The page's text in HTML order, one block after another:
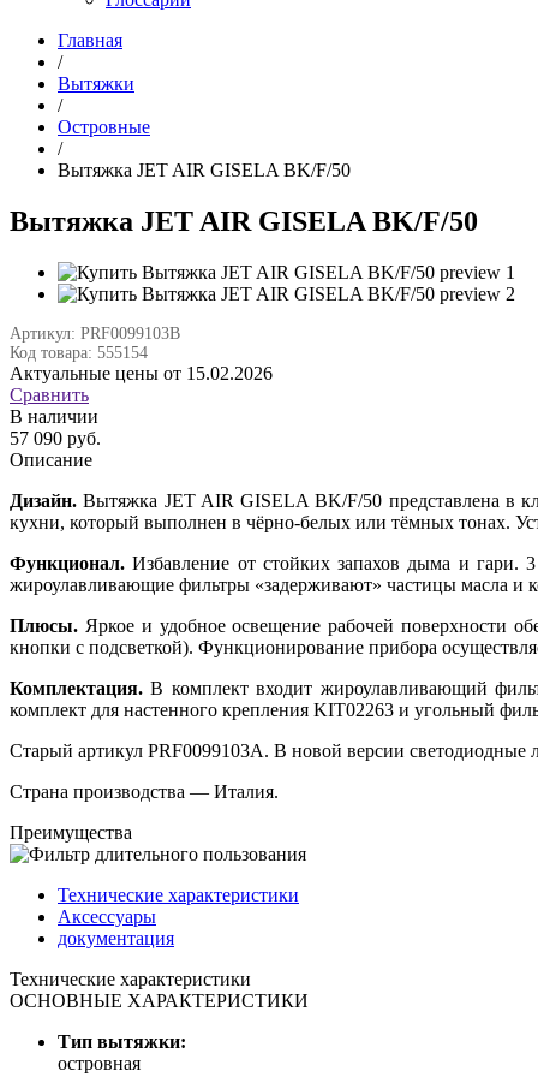
Главная
/
Вытяжки
/
Островные
/
Вытяжка JET AIR GISELA BK/F/50
Вытяжка JET AIR GISELA BK/F/50
Артикул: PRF0099103B
Код товара: 555154
Актуальные цены от 15.02.2026
Сравнить
В наличии
57 090 руб.
Описание
Дизайн. Вытяжка JET AIR GISELA BK/F/50 представлена в
кухни, который выполнен в чёрно-белых или тёмных тонах.
Функционал. Избавление от стойких запахов дыма и гари.
жироулавливающие фильтры «задерживают» частицы масла и
Плюсы. Яркое и удобное освещение рабочей поверхности
кнопки с подсветкой). Функционирование прибора
Комплектация. В комплект входит жироулавливающий
комплект для настенного крепления KIT02263 и угольный
Старый артикул PRF0099103A. В новой версии светодиодные
Страна производства — Италия.
Преимущества
Технические характеристики
Аксессуары
документация
Технические характеристики
ОСНОВНЫЕ ХАРАКТЕРИСТИКИ
Тип вытяжки:
островная